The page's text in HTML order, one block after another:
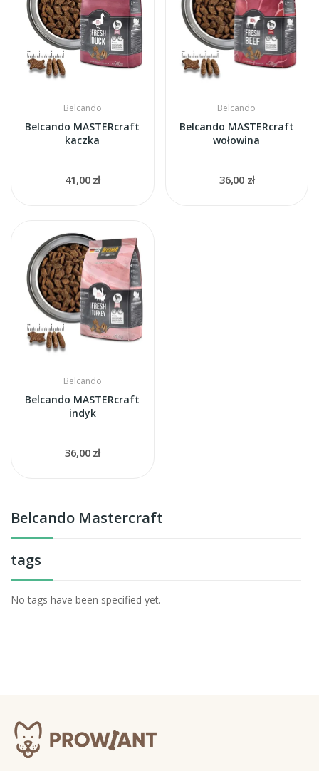
Belcando Mastercraft
tags
No tags have been specified yet.
Belcando
Belcando MASTERcraft
kaczka
41,00 zł
Belcando
Belcando MASTERcraft
wołowina
36,00 zł
Belcando
Belcando MASTERcraft
indyk
36,00 zł